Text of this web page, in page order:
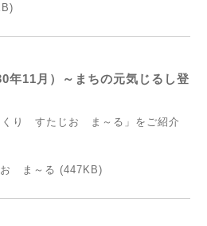
年11月）～まちの元気じるし登
くり すたじお ま～る」をご紹介
ま～る (447KB)